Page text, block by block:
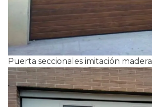
Puerta seccionales imitación madera